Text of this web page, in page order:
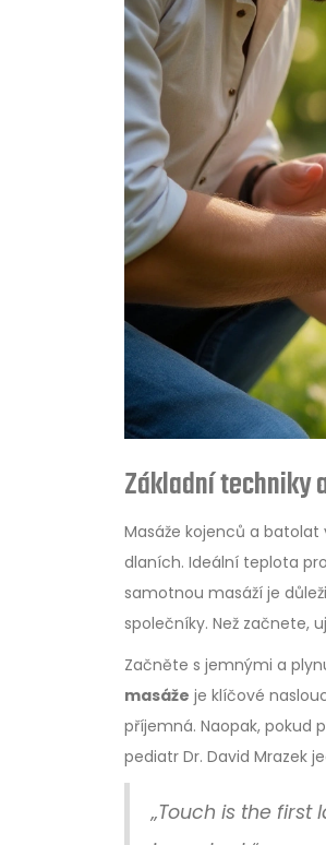
Základní techniky
Masáže kojenců a
dlaních. Ideální teplota
samotnou masáží je
společníky. Než začnete,
Začněte s jemnými a
masáže je klíčové
příjemná. Naopak, pokud
pediatr Dr. David Mrazek
„Touch is the